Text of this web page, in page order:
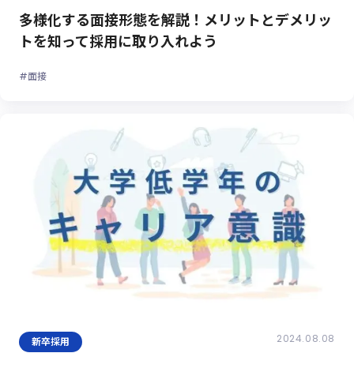
多様化する面接形態を解説！メリットとデメリッ
トを知って採用に取り入れよう
#面接
新卒採用 2024.08.08